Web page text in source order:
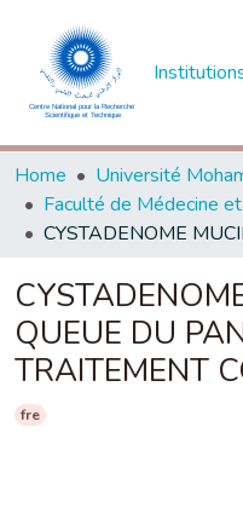
Home
QUEUE DU
TRAITEMENT
fre